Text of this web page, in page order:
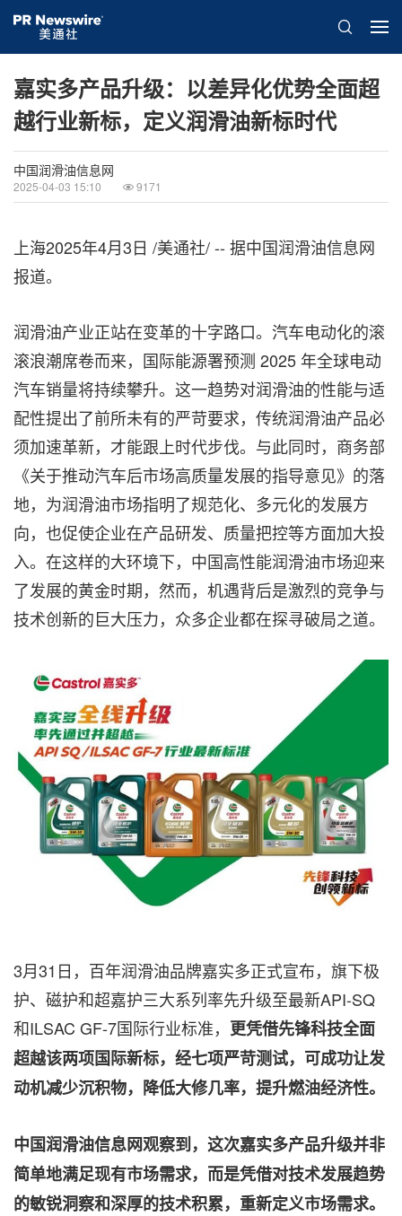
嘉实多产品升级：以差异化优势全面超
越行业新标，定义润滑油新标时代
中国润滑油信息网
2025-04-03 15:10 9171
上海2025年4月3日 /美通社/ -- 据中国润滑油信息网
报道。
润滑油产业正站在变革的十字路口。汽车电动化的滚
滚浪潮席卷而来，国际能源署预测 2025 年全球电动
汽车销量将持续攀升。这一趋势对润滑油的性能与适
配性提出了前所未有的严苛要求，传统润滑油产品必
须加速革新，才能跟上时代步伐。与此同时，商务部
《关于推动汽车后市场高质量发展的指导意见》的落
地，为润滑油市场指明了规范化、多元化的发展方
向，也促使企业在产品研发、质量把控等方面加大投
入。在这样的大环境下，中国高性能润滑油市场迎来
了发展的黄金时期，然而，机遇背后是激烈的竞争与
技术创新的巨大压力，众多企业都在探寻破局之道。
3月31日，百年润滑油品牌嘉实多正式宣布，旗下极
护、磁护和超嘉护三大系列率先升级至最新API-SQ
和ILSAC GF-7国际行业标准， 更凭借先锋科技全面
超越该两项国际新标，经七项严苛测试，可成功让发
动机减少沉积物，降低大修几率，提升燃油经济性。
中国润滑油信息网观察到，这次嘉实多产品升级并非
简单地满足现有市场需求，而是凭借对技术发展趋势
的敏锐洞察和深厚的技术积累，重新定义市场需求。